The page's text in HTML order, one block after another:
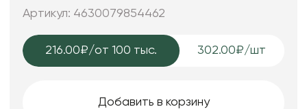
упак.)
Артикул: 4630079854462
216.00₽/от 100 тыс. 302.00₽/шт
Добавить в корзину